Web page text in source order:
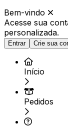
Bem-vindo
Acesse sua
personalizada.
Entrar Crie sua
Início
Pedidos